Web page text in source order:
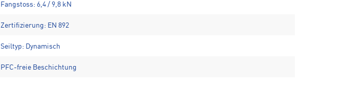
Fangstoss: 6,4 / 9,8 kN
Zertifizierung: EN 892
Seiltyp: Dynamisch
PFC-freie Beschichtung